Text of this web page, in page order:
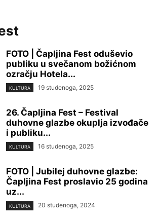
FOTO | Čapljina Fest oduševio
publiku u svečanom božićnom
ozračju Hotela...
KULTURA 19 studenoga, 2025
26. Čapljina Fest – Festival
duhovne glazbe okuplja izvođače
i publiku...
KULTURA 16 studenoga, 2025
FOTO | Jubilej duhovne glazbe:
Čapljina Fest proslavio 25 godina
uz...
KULTURA 20 studenoga, 2024